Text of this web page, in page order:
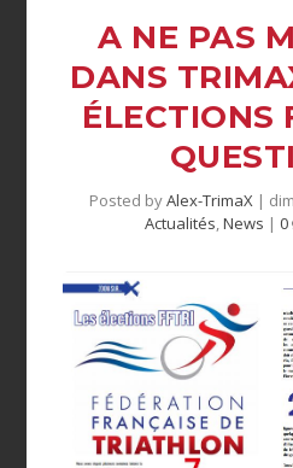
A NE PAS
DANS
ÉLECTIONS
Posted byAlex-TrimaX|
Actualités,News | 0